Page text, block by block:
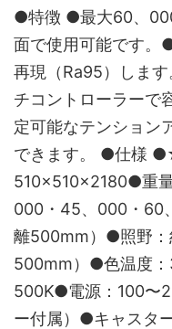
●特徴 ●最大60、
面で使用可能です。
再現（Ra95）しま
チコントローラーで
定可能なテンション
できます。 ●仕様
510×510×2180●重
000・45、000・60
離500mm）●照野
500mm）●色温度：
500K●電源：100〜
ー付属）●キャスタ